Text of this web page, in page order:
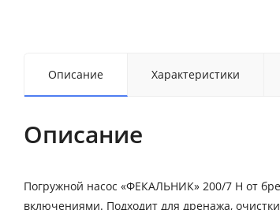
Описание Характеристики
Описание
Погружной насос «ФЕКАЛЬНИК» 200/7 Н от
включениями. Подходит для дренажа,